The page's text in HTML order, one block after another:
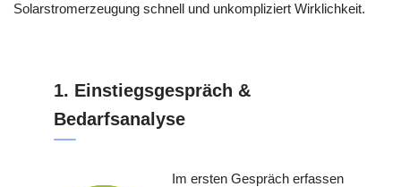
Solarstromerzeugung schnell und unkompliziert Wirklichkeit.
1. Einstiegsgespräch &
Bedarfsanalyse
Im ersten Gespräch erfassen